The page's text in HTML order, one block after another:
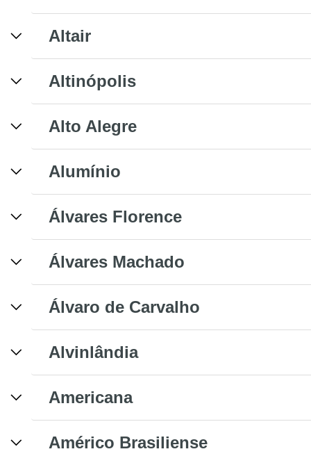
Altair
Altinópolis
Alto Alegre
Alumínio
Álvares Florence
Álvares Machado
Álvaro de Carvalho
Alvinlândia
Americana
Américo Brasiliense